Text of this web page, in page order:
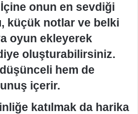
İçine onun en sevdiği
küçük notlar ve belki
oyun ekleyerek
oluşturabilirsiniz.
hem de
içerir.
katılmak da harika